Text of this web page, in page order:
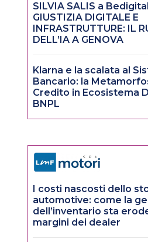
SILVIA SALIS a
GIUSTIZIA DIGITALE E
INFRASTRUTTURE: IL
DELL’IA A GENOVA
Klarna e la scalata al
Bancario: la
Credito in Ecosistema
BNPL
I costi nascosti dello
automotive: come la
dell’inventario sta
margini dei dealer